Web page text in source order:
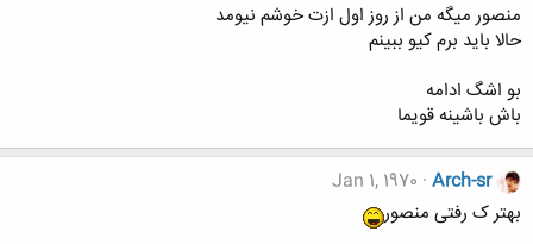
منصور میگه من از روز اول ازت خوشم نیومد
حالا باید برم کیو ببینم
بو اشگ ادامه
باش باشینه قویما
Arch-sr
Jan 1, 1970
بهتر ک رفتی منصور